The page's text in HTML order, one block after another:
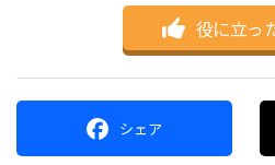
役に立っ
シェア